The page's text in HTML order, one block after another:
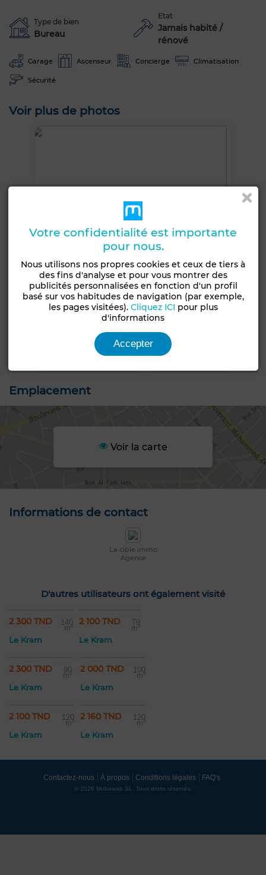
Type de bien
Bureau
Etat
Jamais habité /
rénové
Garage Ascenseur Concierge Climatisation
Sécurité
Voir plus de photos
Emplacement
Voir la carte
Informations de contact
La cible immo
Agence
D'autres utilisateurs ont également visité
2 300 TND 140
m²
Le Kram
2 100 TND 79
m²
Le Kram
2 300 TND 90
m²
Le Kram
2 000 TND 100
m²
Le Kram
2 100 TND 120
m²
Le Kram
2 160 TND 120
m²
Le Kram
Contactez-nous À propos Conditions légales FAQ's
© 2026 Mubawab SL. Tous droits réservés.
Votre confidentialité est importante
pour nous.
Nous utilisons nos propres cookies et ceux de tiers à
des fins d'analyse et pour vous montrer des
publicités personnalisées en fonction d'un profil
basé sur vos habitudes de navigation (par exemple,
les pages visitées). Cliquez ICI pour plus
d'informations
Accepter